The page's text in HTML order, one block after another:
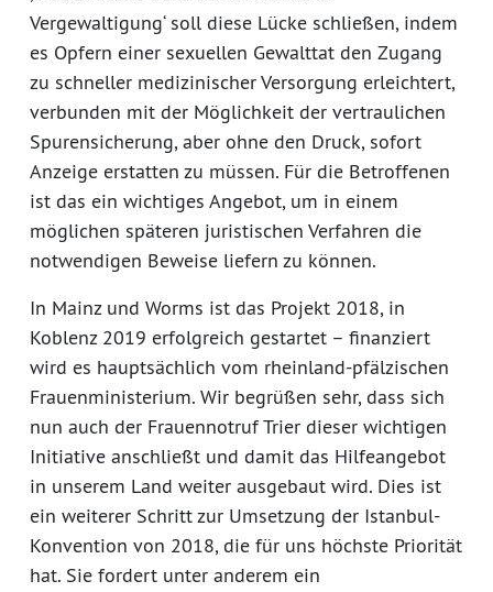
Vergewaltigung‘ soll diese Lücke schließen, indem
es Opfern einer sexuellen Gewalttat den Zugang
zu schneller medizinischer Versorgung erleichtert,
verbunden mit der Möglichkeit der vertraulichen
Spurensicherung, aber ohne den Druck, sofort
Anzeige erstatten zu müssen. Für die Betroffenen
ist das ein wichtiges Angebot, um in einem
möglichen späteren juristischen Verfahren die
notwendigen Beweise liefern zu können.
In Mainz und Worms ist das Projekt 2018, in
Koblenz 2019 erfolgreich gestartet – finanziert
wird es hauptsächlich vom rheinland-pfälzischen
Frauenministerium. Wir begrüßen sehr, dass sich
nun auch der Frauennotruf Trier dieser wichtigen
Initiative anschließt und damit das Hilfeangebot
in unserem Land weiter ausgebaut wird. Dies ist
ein weiterer Schritt zur Umsetzung der Istanbul-
Konvention von 2018, die für uns höchste Priorität
hat. Sie fordert unter anderem ein